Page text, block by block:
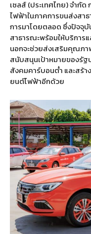
เซลส์ (ประเทศไทย) จำกัด
ไฟฟ้าในภาคการขนส่งสาธ
การมาโดยตลอด ซึ่งปัจจุบั
สาธารณะพร้อมให้บริการ
นอกจะช่วยส่งเสริมคุณภา
สนับสนุนเป้าหมายของรัฐ
สังคมคาร์บอนต่ำ และสร้า
ยนต์ไฟฟ้าอีกด้วย